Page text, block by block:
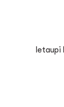
Ietaupi